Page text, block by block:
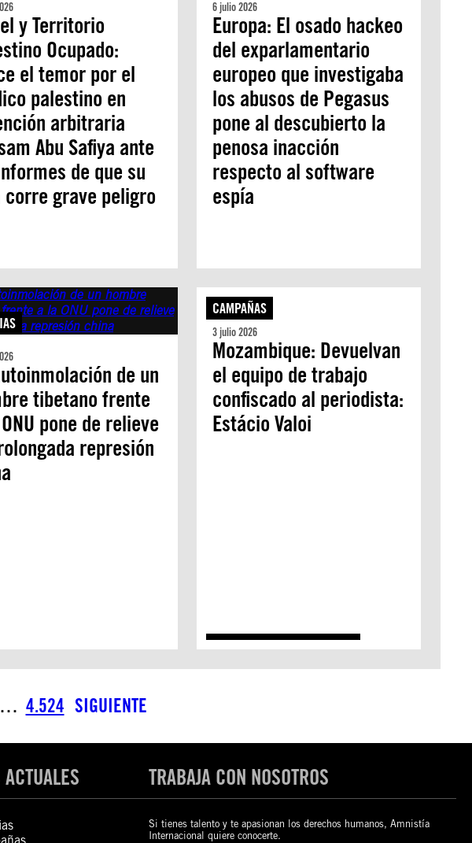
y Territorio
Ocupado:
el temor por el
palestino en
arbitraria
Abu Safiya ante
de que su
corre grave peligro
6 julio 2026
Europa: El osado hackeo
del exparlamentario
europeo que investigaba
los abusos de Pegasus
pone al descubierto la
penosa inacción
respecto al software
espía
de un
tibetano frente
pone de relieve
represión
CAMPAÑAS
3 julio 2026
Mozambique: Devuelvan
el equipo de trabajo
confiscado al periodista:
Estácio Valoi
… 4.524 SIGUIENTE
TRABAJA CON NOSOTROS
Si tienes talento y te apasionan los derechos humanos, Amnistía
Internacional quiere conocerte.